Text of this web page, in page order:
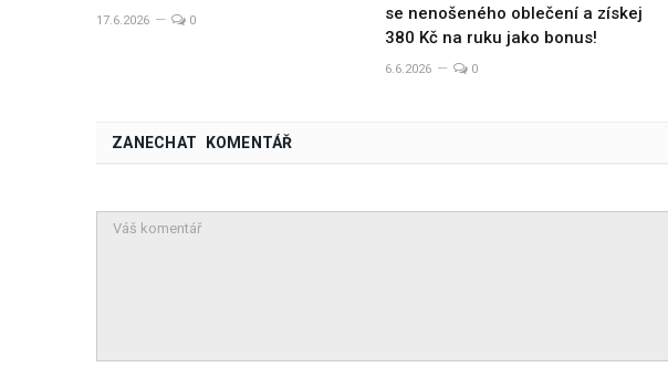
17.6.2026 0
se nenošeného oblečení a získej
380 Kč na ruku jako bonus!
6.6.2026 0
ZANECHAT KOMENTÁŘ